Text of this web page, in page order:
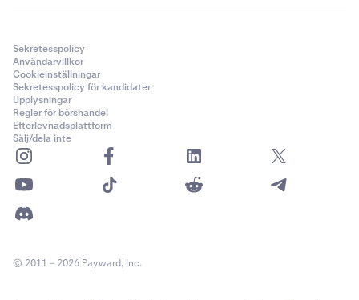
Sekretesspolicy
Användarvillkor
Cookieinställningar
Sekretesspolicy för kandidater
Upplysningar
Regler för börshandel
Efterlevnadsplattform
Sälj/dela inte
© 2011 – 2026 Payward, Inc.